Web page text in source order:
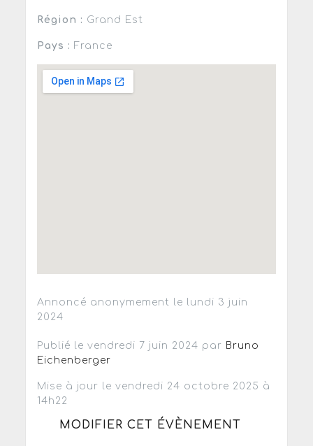
Région : Grand Est
Pays : France
Annoncé anonymement le lundi 3 juin
2024
Publié le vendredi 7 juin 2024 par Bruno
Eichenberger
Mise à jour le vendredi 24 octobre 2025 à
14h22
MODIFIER CET ÉVÈNEMENT